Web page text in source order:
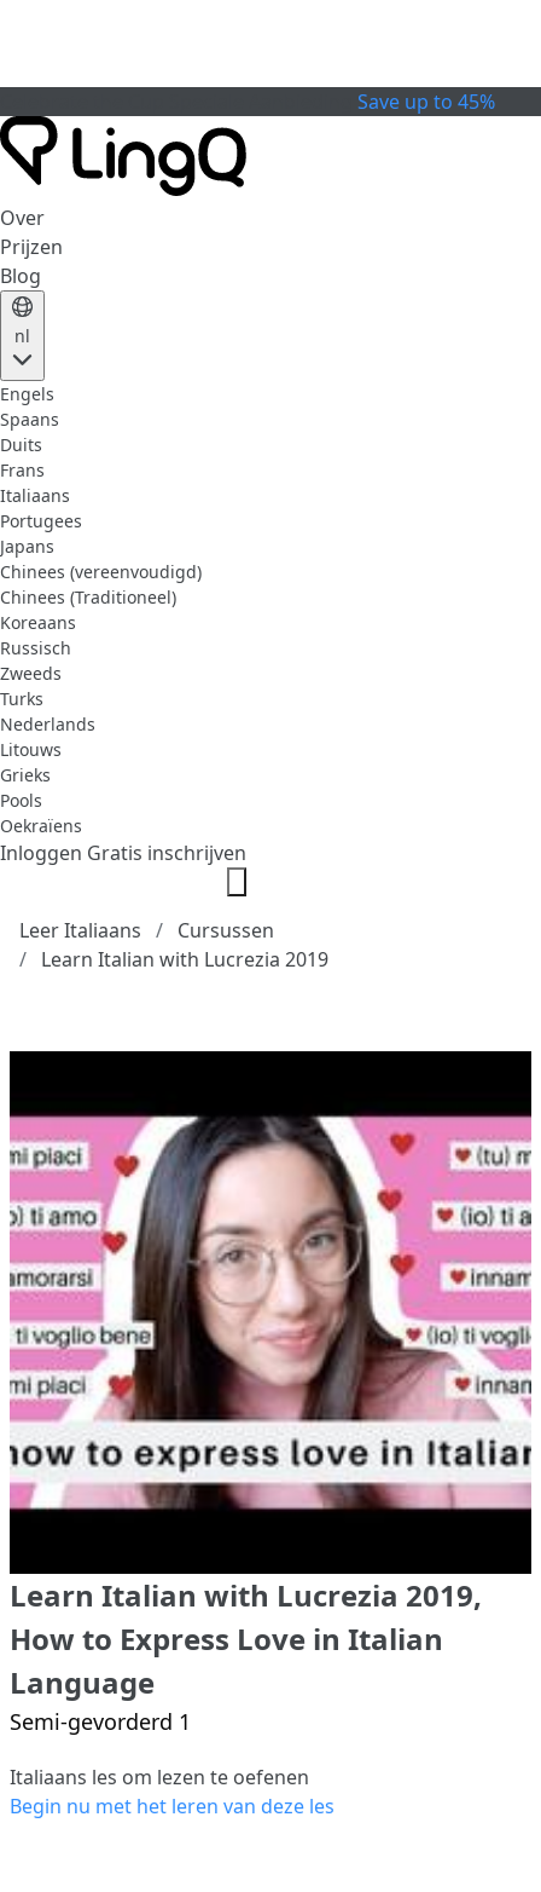
Save up to 45%
Over
Prijzen
Blog
nl
Engels
Spaans
Duits
Frans
Italiaans
Portugees
Japans
Chinees (vereenvoudigd)
Chinees (Traditioneel)
Koreaans
Russisch
Zweeds
Turks
Nederlands
Litouws
Grieks
Pools
Oekraïens
Inloggen Gratis inschrijven
Leer Italiaans
Cursussen
Learn Italian with Lucrezia 2019
Learn Italian with Lucrezia 2019,
How to Express Love in Italian
Language
Semi-gevorderd 1
Italiaans les om lezen te oefenen
Begin nu met het leren van deze les